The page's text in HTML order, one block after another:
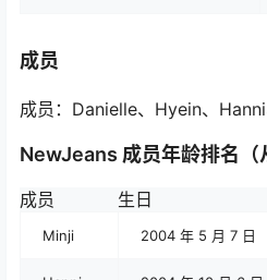
成员
成员：Danielle、Hyein、
NewJeans 成员年龄排名（
成员 生日
Minji 2004 年 5 月 7 日